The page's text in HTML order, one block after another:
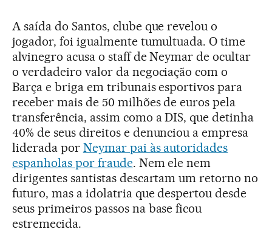
A saída do Santos, clube que revelou o
jogador, foi igualmente tumultuada. O time
alvinegro acusa o staff de Neymar de ocultar
o verdadeiro valor da negociação com o
Barça e briga em tribunais esportivos para
receber mais de 50 milhões de euros pela
transferência, assim como a DIS, que detinha
40% de seus direitos e denunciou a empresa
liderada por Neymar pai às autoridades
espanholas por fraude. Nem ele nem
dirigentes santistas descartam um retorno no
futuro, mas a idolatria que despertou desde
seus primeiros passos na base ficou
estremecida.